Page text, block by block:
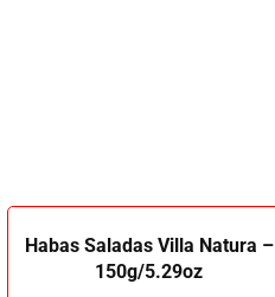
Habas Saladas Villa Natura –
150g/5.29oz